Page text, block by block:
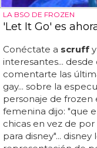
LA BSO DE FROZEN
'Let It Go' es
Conéctate a scruff
interesantes...
comentarte las
gay... sobre la
personaje de frozen
femenina dijo: "que
chicas en vez de
para disney"...